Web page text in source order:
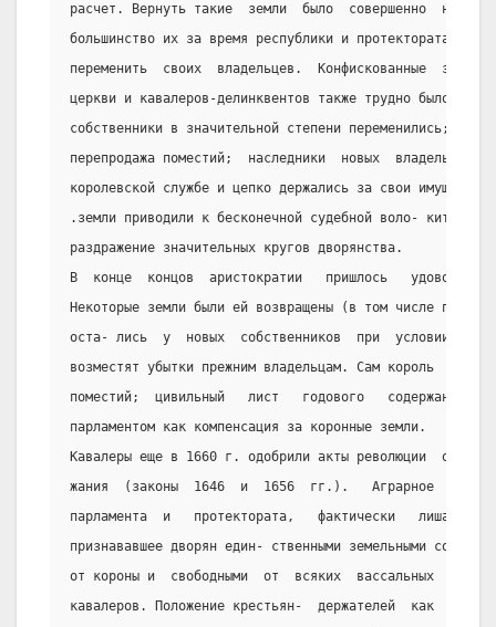
расчет. Вернуть такие  земли  было  совершенно
большинство их за время республики и протектората
переменить  своих  владельцев.  Конфискованные  земли
церкви и кавалеров-делинквентов также трудно было
собственники в значительной степени переменились;
перепродажа поместий;  наследники  новых  владельцев
королевской службе и цепко держались за свои
.земли приводили к бесконечной судебной воло- ките,
раздражение значительных кругов дворянства.
В  конце  концов  аристократии   пришлось
Некоторые земли были ей возвращены (в том числе
оста- лись  у  новых  собственников  при  условии,
возместят убытки прежним владельцам. Сам король  не
поместий;  цивильный   лист   годового   содержания
парламентом как компенсация за коронные земли.
Кавалеры еще в 1660 г. одобрили акты революции  об
жания  (законы  1646  и  1656  гг.).   Аграрное
парламента  и   протектората,   фактически
признававшее дворян един- ственными земельными
от короны и  свободными  от  всяких  вассальных
кавалеров. Положение крестьян-  держателей  как